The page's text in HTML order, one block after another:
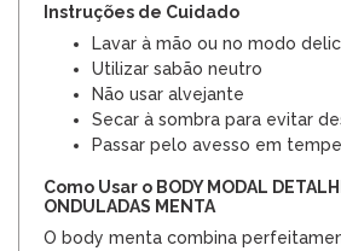
Instruções de Cuidado
Lavar à mão ou no modo
Utilizar sabão neutro
Não usar alvejante
Secar à sombra para evitar
Passar pelo avesso em
Como Usar o BODY MODAL
ONDULADAS MENTA
O body menta combina